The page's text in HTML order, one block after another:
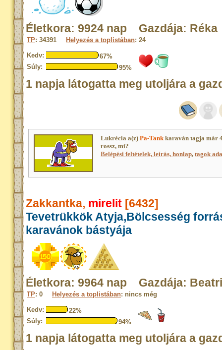
Életkora: 9924 nap Gazdája: Réka
TP: 34391 Helyezés a toplistában: 24
Kedv:
67%
Súly:
95%
1 napja látogatta meg utoljára a
Lukrécia a(z) Pa-Tankkaraván tagja már
rossz, mi?
Belépési feltételek, leírás, honlap, tagok
Zakkantka, mirelit [6432]
Tevetrükkök Atyja,Bölcsesség
karavánok bástyája
Életkora: 9964 nap Gazdája:
TP: 0 Helyezés a toplistában: nincs még
Kedv:
22%
Súly:
94%
1 napja látogatta meg utoljára a